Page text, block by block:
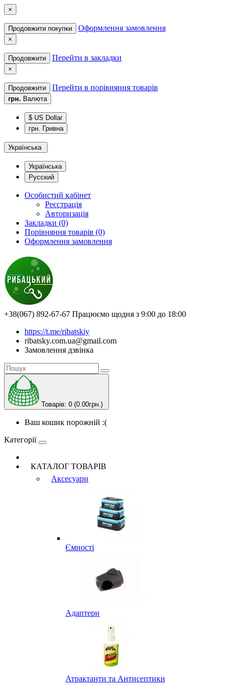
×
Продовжити покупки Оформлення замовлення
×
Продовжити Перейти в закладки
×
Продовжити Перейти в порівняння товарів
грн. Валюта
$ US Dollar
грн. Гривна
Українська
Українська
Русский
Особистий кабінет
Реєстрація
Авторизація
Закладки (0)
Порівняння товарів (0)
Оформлення замовлення
+38(067) 892-67-67 Працюємо щодня з 9:00 до 18:00
https://t.me/ribatskiy
ribatsky.com.ua@gmail.com
Замовлення дзвінка
Товарів: 0 (0.00грн.)
Ваш кошик порожній :(
Категорії
КАТАЛОГ ТОВАРІВ
Аксесуари
Ємності
Адаптери
Атрактанти та Антисептики